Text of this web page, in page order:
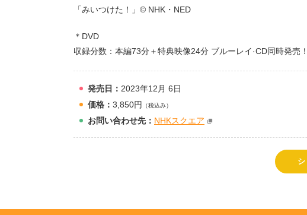
「みいつけた！」© NHK・NED
＊DVD
収録分数：本編73分＋特典映像24分 ブルーレイ·CD同時発売！
発売日： 2023年12月 6日
価格： 3,850円 （税込み）
お問い合わせ先： NHKスクエア